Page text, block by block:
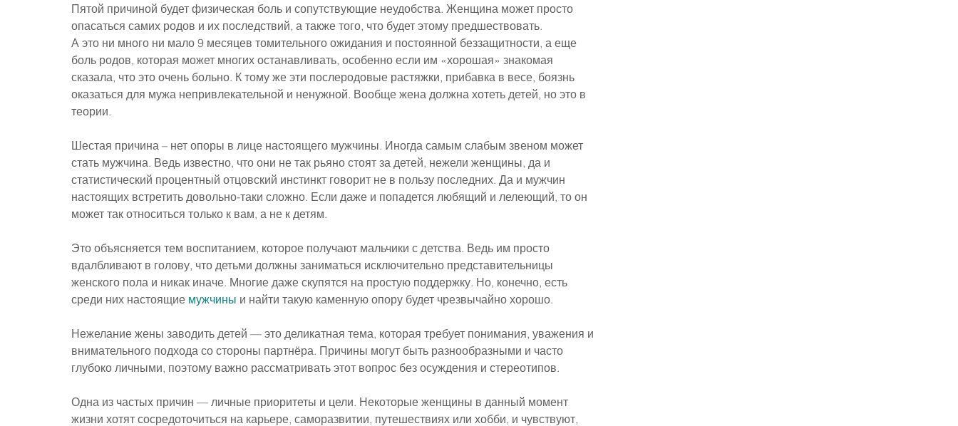
Пятой причиной будет физическая боль и сопутствующие неудобства. Женщина может просто
опасаться самих родов и их последствий, а также того, что будет этому предшествовать.
А это ни много ни мало 9 месяцев томительного ожидания и постоянной беззащитности, а еще
боль родов, которая может многих останавливать, особенно если им «хорошая» знакомая
сказала, что это очень больно. К тому же эти послеродовые растяжки, прибавка в весе, боязнь
оказаться для мужа непривлекательной и ненужной. Вообще жена должна хотеть детей, но это в
теории.
Шестая причина – нет опоры в лице настоящего мужчины. Иногда самым слабым звеном может
стать мужчина. Ведь известно, что они не так рьяно стоят за детей, нежели женщины, да и
статистический процентный отцовский инстинкт говорит не в пользу последних. Да и мужчин
настоящих встретить довольно-таки сложно. Если даже и попадется любящий и лелеющий, то он
может так относиться только к вам, а не к детям.
Это объясняется тем воспитанием, которое получают мальчики с детства. Ведь им просто
вдалбливают в голову, что детьми должны заниматься исключительно представительницы
женского пола и никак иначе. Многие даже скупятся на простую поддержку. Но, конечно, есть
среди них настоящие мужчины и найти такую каменную опору будет чрезвычайно хорошо.
Нежелание жены заводить детей — это деликатная тема, которая требует понимания, уважения и
внимательного подхода со стороны партнёра. Причины могут быть разнообразными и часто
глубоко личными, поэтому важно рассматривать этот вопрос без осуждения и стереотипов.
Одна из частых причин — личные приоритеты и цели. Некоторые женщины в данный момент
жизни хотят сосредоточиться на карьере, саморазвитии, путешествиях или хобби, и чувствуют,